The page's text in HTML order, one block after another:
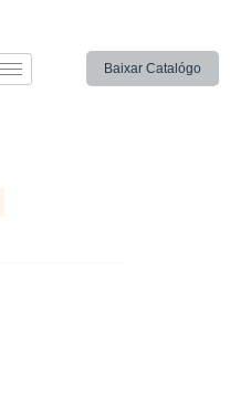
Baixar Catalógo